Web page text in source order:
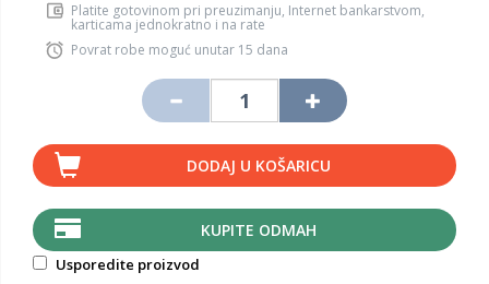
Platite gotovinom pri preuzimanju, Internet bankarstvom,
karticama jednokratno i na rate
Povrat robe moguć unutar 15 dana
DODAJ U KOŠARICU
KUPITE ODMAH
Usporedite proizvod